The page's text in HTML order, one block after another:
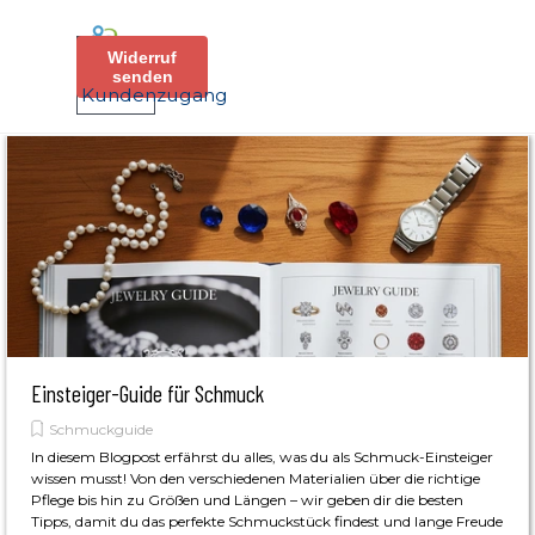
Widerruf
senden
Kundenzugang
Menü überspringen
Einsteiger-Guide für Schmuck
Schmuckguide
In diesem Blogpost erfährst du alles, was du als Schmuck-Einsteiger
wissen musst! Von den verschiedenen Materialien über die richtige
Pflege bis hin zu Größen und Längen – wir geben dir die besten
Tipps, damit du das perfekte Schmuckstück findest und lange Freude